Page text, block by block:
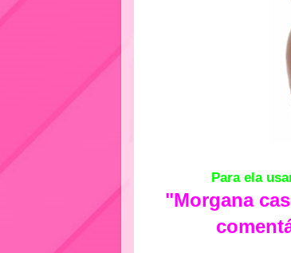
Para ela
"Morgana